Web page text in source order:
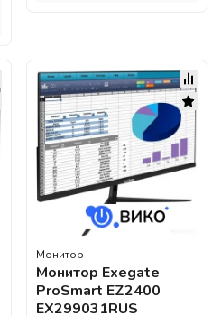
Монитор
Монитор Exegate
ProSmart EZ2400
EX299031RUS